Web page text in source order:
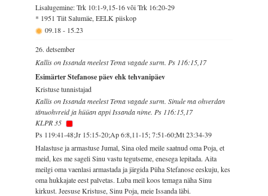
Lisalugemine: Trk 10:1-9,15-16 või Trk 16:20-29
* 1951 Tiit Salumäe, EELK piiskop
09.18- 15.23
26. detsember
Kallis on Issanda meelest Tema vagade surm. Ps 116:15,17
Esimärter Stefanose päev ehk tehvanipäev
Kristuse tunnistajad
Kallis on Issanda meelest Tema vagade surm. Sinule ma ohverdan
tänuohvreid ja hüüan appi Issanda nime. Ps 116:15,17
KLPR 35
Ps 119:41-48;Jr 15:15-20;Ap 6:8,11-15; 7:51-60;Mt 23:34-39
Halastuse ja armastuse Jumal, Sina oled meile saatnud oma Poja, et
meid, kes me sageli Sinu vastu tegutseme, enesega lepitada. Aita
meilgi oma vaenlasi armastada ja järgida Püha Stefanose eeskuju, kes
oma hukkajate eest palvetas. Luba meil koos temaga näha Sinu
kirkust. Jeesuse Kristuse, Sinu Poja, meie Issanda läbi.